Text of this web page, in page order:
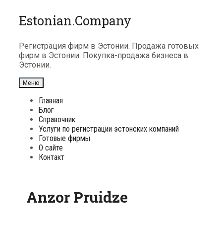
Перейти
к
Estonian.Company
Регистрация фирм в Эстонии. Продажа готовых
фирм в Эстонии. Покупка-продажа бизнеса в
Эстонии.
Меню
Главная
Блог
Справочник
Услуги по регистрации эстонских компаний
Готовые фирмы
О сайте
Контакт
Anzor Pruidze